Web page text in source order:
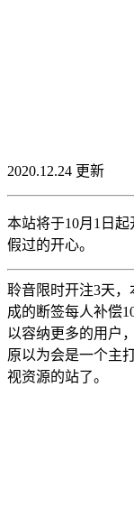
2020.12.24 更新
本站将于10月1日
假过的开心。
聆音限时开注3天
成的断签每人补偿
以容纳更多的用户
原以为会是一个主
视资源的站了。